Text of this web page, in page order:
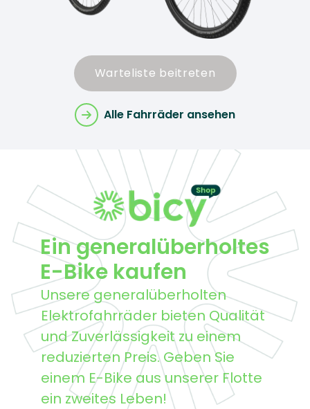
Warteliste beitreten
Alle Fahrräder ansehen
Ein generalüberholtes
E-Bike kaufen
Unsere generalüberholten
Elektrofahrräder bieten Qualität
und Zuverlässigkeit zu einem
reduzierten Preis. Geben Sie
einem E-Bike aus unserer Flotte
ein zweites Leben!